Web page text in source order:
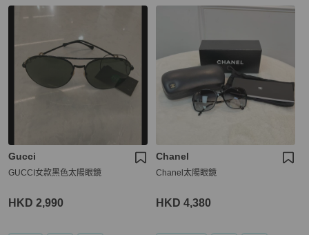
Gucci
GUCCI女款黑色太陽眼鏡
HKD 2,990
Chanel
Chanel太陽眼鏡
HKD 4,380